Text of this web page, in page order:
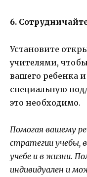
6.
Установите
учителями,
вашего ребенка
специальную
это необходимо.
Помогая вашему
стратегии учебы,
учебе и в жизни.
индивидуален и